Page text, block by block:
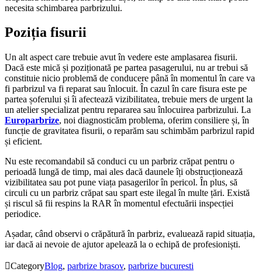
necesita schimbarea parbrizului.
Poziția fisurii
Un alt aspect care trebuie avut în vedere este amplasarea fisurii.
Dacă este mică și poziționată pe partea pasagerului, nu ar trebui să
constituie nicio problemă de conducere până în momentul în care va
fi parbrizul va fi reparat sau înlocuit. În cazul în care fisura este pe
partea șoferului și îi afectează vizibilitatea, trebuie mers de urgent la
un atelier specializat pentru repararea sau înlocuirea parbrizului. La
Europarbrize, noi diagnosticăm problema, oferim consiliere și, în
funcție de gravitatea fisurii, o reparăm sau schimbăm parbrizul rapid
și eficient.
Nu este recomandabil să conduci cu un parbriz crăpat pentru o
perioadă lungă de timp, mai ales dacă daunele îți obstrucționează
vizibilitatea sau pot pune viața pasagerilor în pericol. În plus, să
circuli cu un parbriz crăpat sau spart este ilegal în multe țări. Există
și riscul să fii respins la RAR în momentul efectuării inspecției
periodice.
Așadar, când observi o crăpătură în parbriz, evaluează rapid situația,
iar dacă ai nevoie de ajutor apelează la o echipă de profesioniști.
CategoryBlog, parbrize brasov, parbrize bucuresti